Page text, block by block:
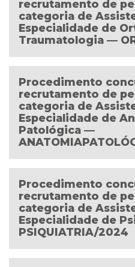
recrutamento de
categoria de
Especialidade de
Traumatologia —
Procedimento
recrutamento de
categoria de
Especialidade de
Patológica —
Procedimento
recrutamento de
categoria de
Especialidade de
PSIQUIATRIA/2024